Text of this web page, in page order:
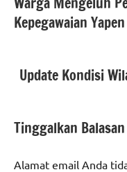
pos
Kepegawaian Yapen
Update Kondisi
Tinggalkan Balasan
Alamat email Anda